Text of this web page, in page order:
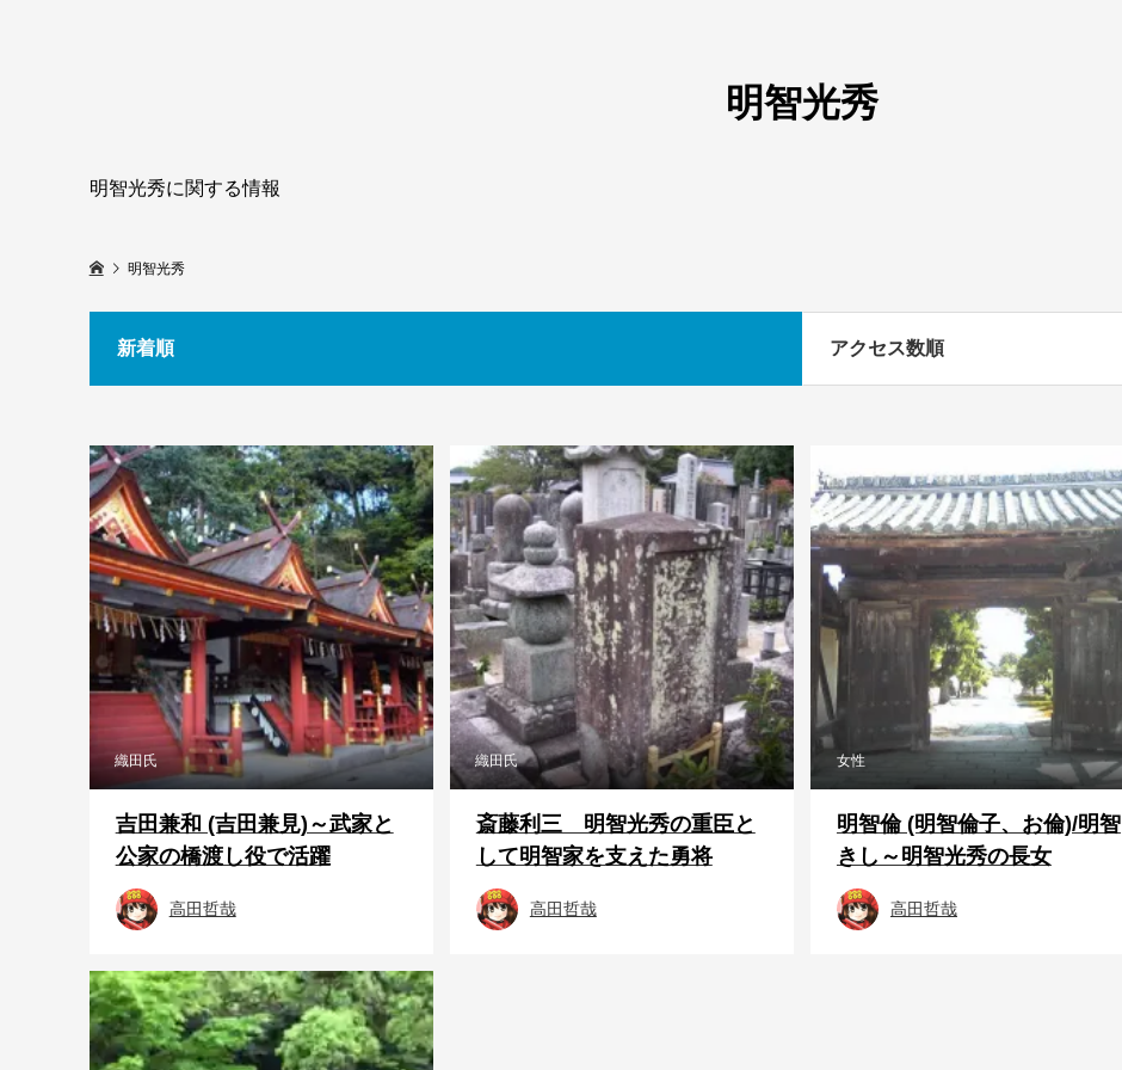
明智光秀
明智光秀に関する情報
明智光秀
新着順 アクセス数順
織田氏
吉田兼和 (吉田兼見)～武家と
公家の橋渡し役で活躍
高田哲哉
織田氏
斎藤利三 明智光秀の重臣と
して明智家を支えた勇将
高田哲哉
女性
明智倫 (明智倫子、お倫)/明智
きし～明智光秀の長女
高田哲哉